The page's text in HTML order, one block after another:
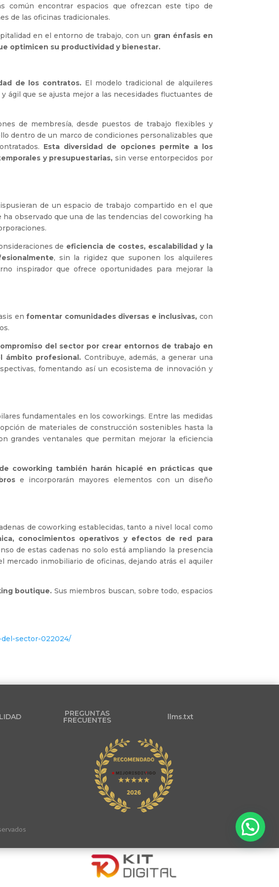
común encontrar espacios que ofrezcan este tipo de
de las oficinas tradicionales.
en el entorno de trabajo, con un gran énfasis en
optimicen su productividad y bienestar.
de los contratos. El modelo tradicional de alquileres
ágil que se ajusta mejor a las necesidades fluctuantes de
de membresía, desde puestos de trabajo flexibles y
dentro de un marco de condiciones personalizables que
Esta diversidad de opciones permite a los
y presupuestarias, sin verse entorpecidos por
de un espacio de trabajo compartido en el que
observado que una de las tendencias del coworking ha
de eficiencia de costes, escalabilidad y la
, sin la rigidez que suponen los alquileres
inspirador que ofrece oportunidades para mejorar la
enfomentar comunidades diversas e inclusivas, con
del sector por crear entornos de trabajo en
ámbito profesional. Contribuye, además, a generar una
fomentando así un ecosistema de innovación y
fundamentales en los coworkings. Entre las medidas
de materiales de construcción sostenibles hasta la
grandes ventanales que permitan mejorar la eficiencia
coworking también harán hicapié en prácticas que
e incorporarán mayores elementos con un diseño
de coworking establecidas, tanto a nivel local como
conocimientos operativos y efectos de red para
de estas cadenas no solo está ampliando la presencia
inmobiliario de oficinas, dejando atrás el aquiler
boutique. Sus miembros buscan, sobre todo, espacios
sector-022024/
PREGUNTAS
FRECUENTES llms.txt